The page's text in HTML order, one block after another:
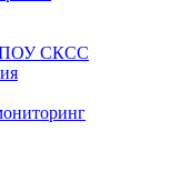
СКСС